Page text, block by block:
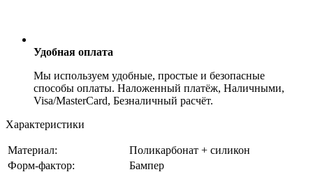
Удобная оплата
Мы используем удобные, простые и безопасные
способы оплаты. Наложенный платёж, Наличными,
Visa/MasterCard, Безналичный расчёт.
Характеристики
Материал:
Поликарбонат + силикон
Форм-фактор:
Бампер